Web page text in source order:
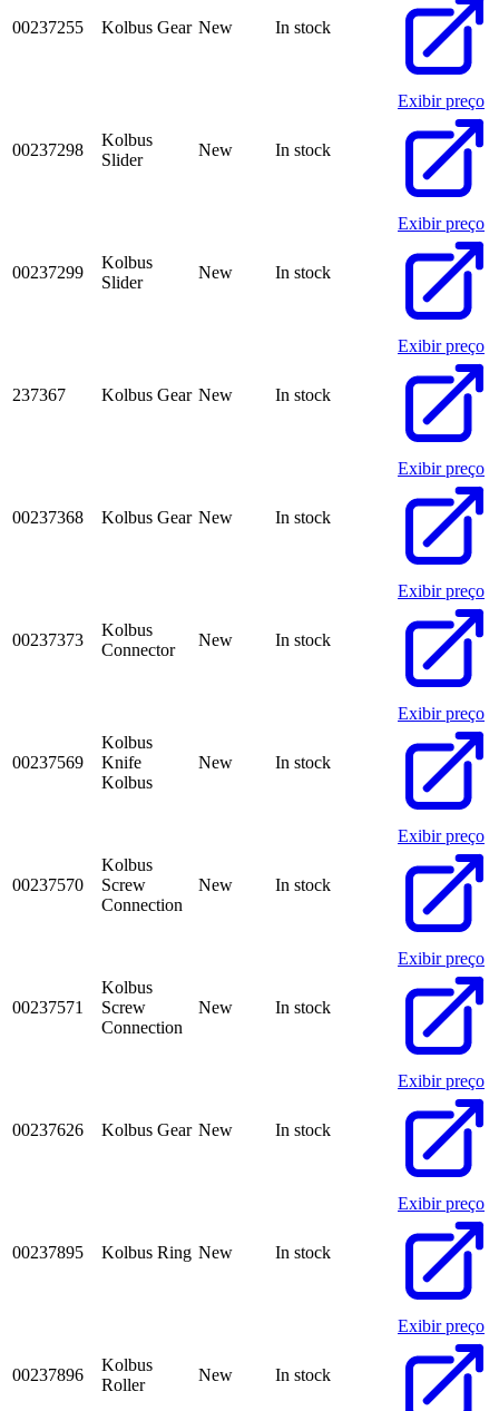
00237255 Kolbus Gear New In stock
00237298
Kolbus
Slider
New In stock
Exibir preço
00237299
Kolbus
Slider
New In stock
Exibir preço
237367 Kolbus Gear New In stock
Exibir preço
00237368 Kolbus Gear New In stock
Exibir preço
00237373
Kolbus
Connector
New In stock
Exibir preço
00237569
Kolbus
Knife
Kolbus
New In stock
Exibir preço
00237570
Kolbus
Screw
Connection
New In stock
Exibir preço
00237571
Kolbus
Screw
Connection
New In stock
Exibir preço
00237626 Kolbus Gear New In stock
Exibir preço
00237895 Kolbus Ring New In stock
Exibir preço
00237896
Kolbus
Roller
New In stock
Exibir preço